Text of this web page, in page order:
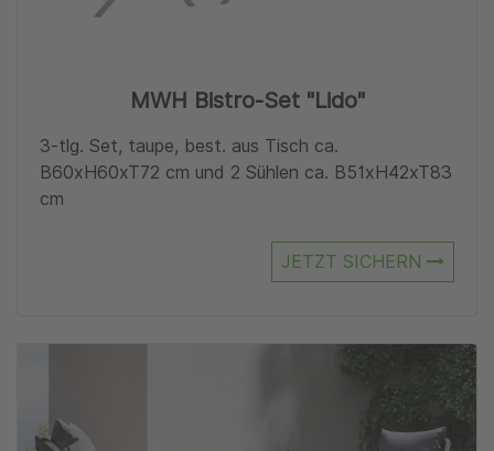
MWH Bistro-Set "Lido"
3-tlg. Set, taupe, best. aus Tisch ca.
B60xH60xT72 cm und 2 Sühlen ca. B51xH42xT83
cm
JETZT SICHERN